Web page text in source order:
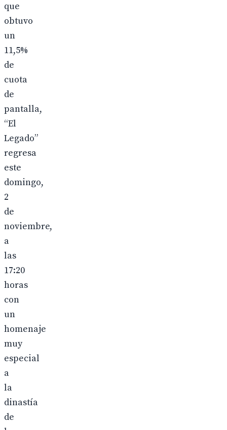
que
obtuvo
un
11,5%
de
cuota
de
pantalla,
“El
Legado”
regresa
este
domingo,
2
de
noviembre,
a
las
17:20
horas
con
un
homenaje
muy
especial
a
la
dinastía
de